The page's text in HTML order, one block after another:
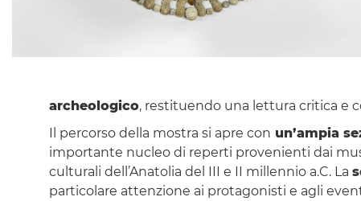
archeologico, restituendo una lettura critica e
Il percorso della mostra si apre con un’ampia
importante nucleo di reperti provenienti dai
culturali dell’Anatolia del III e II millennio a.C. La
particolare attenzione ai protagonisti e agli